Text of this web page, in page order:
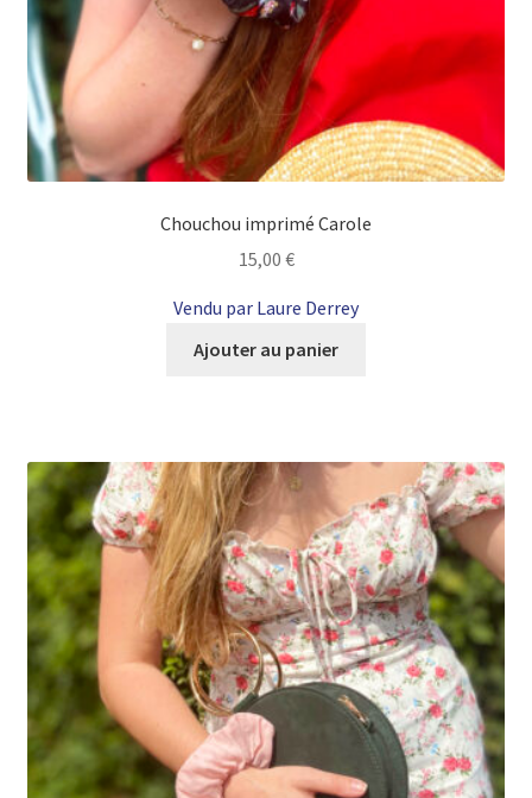
Chouchou imprimé Carole
15,00 €
Vendu par Laure Derrey
Ajouter au panier